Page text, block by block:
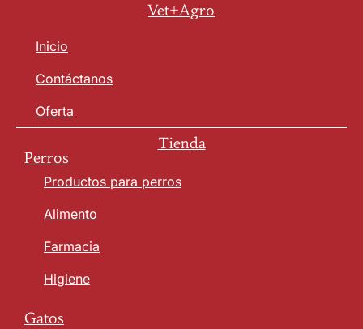
Vet+Agro
Inicio
Contáctanos
Oferta
Tienda
Perros
Productos para perros
Alimento
Farmacia
Higiene
Gatos